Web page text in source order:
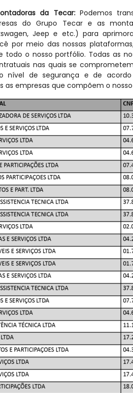
da Tecar:Podemos
do Grupo Tecar e as
Jeep e etc.) para
por meio das nossas
o nosso portfólio. Todas as
nas quais se
nível de segurança e de
as empresas que compõem o